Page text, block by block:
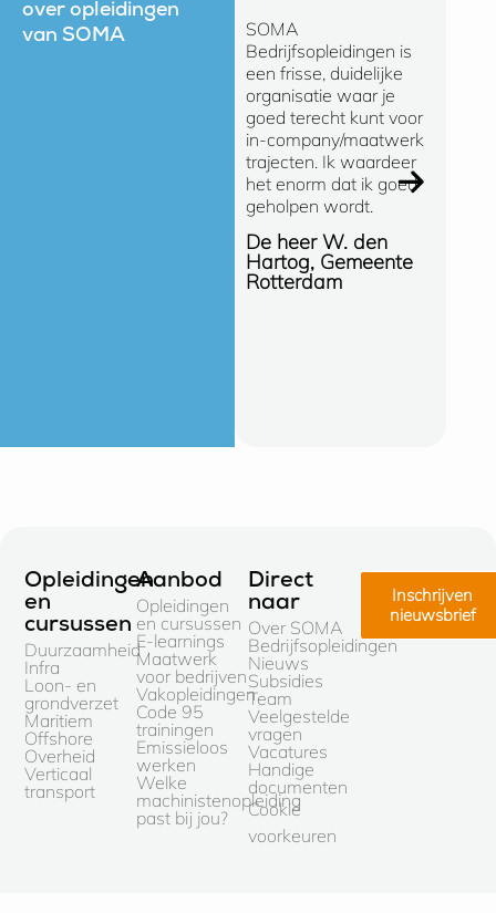
over opleidingen
van SOMA
SOMA
Bedrijfsopleidingen is
een frisse, duidelijke
organisatie waar je
goed terecht kunt voor
in-company/maatwerk
trajecten. Ik waardeer
het enorm dat ik goed
geholpen wordt.
De heer W. den
Hartog, Gemeente
Rotterdam
Opleidingen
en
cursussen
Duurzaamheid
Infra
Loon- en
grondverzet
Maritiem
Offshore
Overheid
Verticaal
transport
Aanbod
Opleidingen
en cursussen
E-learnings
Maatwerk
voor bedrijven
Vakopleidingen
Code 95
trainingen
Emissieloos
werken
Welke
machinistenopleiding
past bij jou?
Direct
naar
Over SOMA
Bedrijfsopleidingen
Nieuws
Subsidies
Team
Veelgestelde
vragen
Vacatures
Handige
documenten
Cookie
voorkeuren
Inschrijven
nieuwsbrief